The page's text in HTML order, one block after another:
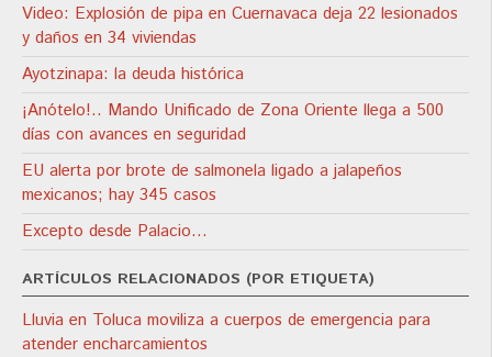
Video: Explosión de pipa en Cuernavaca deja 22 lesionados
y daños en 34 viviendas
Ayotzinapa: la deuda histórica
¡Anótelo!.. Mando Unificado de Zona Oriente llega a 500
días con avances en seguridad
EU alerta por brote de salmonela ligado a jalapeños
mexicanos; hay 345 casos
Excepto desde Palacio…
ARTÍCULOS RELACIONADOS (POR ETIQUETA)
Lluvia en Toluca moviliza a cuerpos de emergencia para
atender encharcamientos